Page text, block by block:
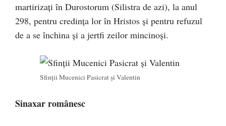
martirizați în Durostorum (Silistra de azi), la anul
298, pentru credința lor în Hristos și pentru refuzul
de a se închina și a jertfi zeilor mincinoși.
Sfinții Mucenici Pasicrat și Valentin
Sinaxar românesc